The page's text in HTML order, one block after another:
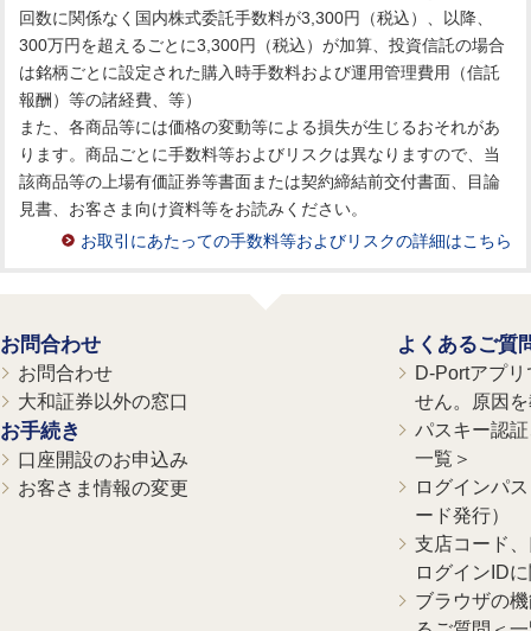
回数に関係なく国内株式委託手数料が3,300円（税込）、以降、
300万円を超えるごとに3,300円（税込）が加算、投資信託の場合
は銘柄ごとに設定された購入時手数料および運用管理費用（信託
報酬）等の諸経費、等）
また、各商品等には価格の変動等による損失が生じるおそれがあ
ります。商品ごとに手数料等およびリスクは異なりますので、当
該商品等の上場有価証券等書面または契約締結前交付書面、目論
見書、お客さま向け資料等をお読みください。
お取引にあたっての手数料等およびリスクの詳細はこちら
お問合わせ
お問合わせ
大和証券以外の窓口
お手続き
口座開設のお申込み
お客さま情報の変更
よくあるご質
D-Portアプ
せん。原因
パスキー認
一覧＞
ログインパ
ード発行）
支店コード
ログインID
ブラウザの